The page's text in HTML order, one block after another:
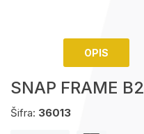
OPIS
SNAP FRAME B2
Šifra: 36013